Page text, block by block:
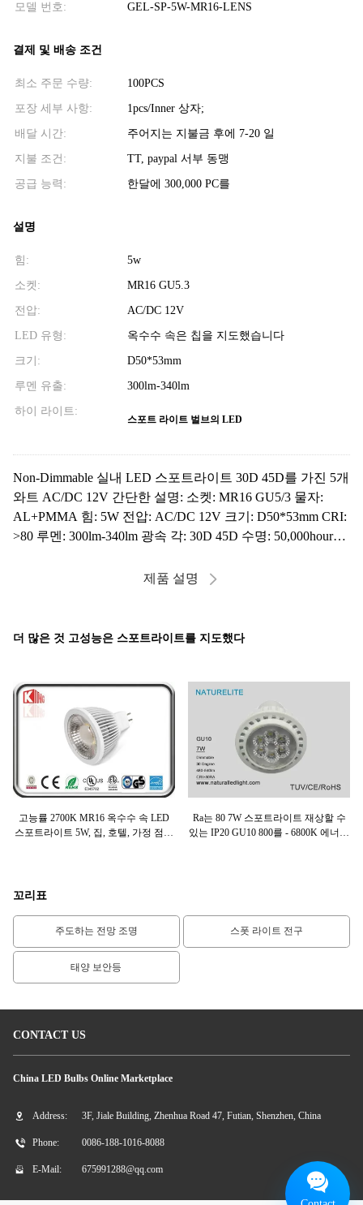
모델 번호: GEL-SP-5W-MR16-LENS
결제 및 배송 조건
최소 주문 수량: 100PCS
포장 세부 사항: 1pcs/Inner 상자;
배달 시간: 주어지는 지불금 후에 7-20 일
지불 조건: TT, paypal 서부 동맹
공급 능력: 한달에 300,000 PC를
설명
힘: 5w
소켓: MR16 GU5.3
전압: AC/DC 12V
LED 유형: 옥수수 속은 칩을 지도했습니다
크기: D50*53mm
루멘 유출: 300lm-340lm
하이 라이트:
스포트 라이트 벌브의 LED
Non-Dimmable 실내 LED 스포트라이트 30D 45D를 가진 5개
와트 AC/DC 12V 간단한 설명: 소켓: MR16 GU5/3 물자:
AL+PMMA 힘: 5W 전압: AC/DC 12V 크기: D50*53mm CRI:
>80 루멘: 300lm-340lm 광속 각: 30D 45D 수명: 50,000hours
제품 설명
더 많은 것 고성능은 스포트라이트를 지도했다
고능률 2700K MR16 옥수수 속 LED
스포트라이트 5W, 집, 호텔, 가정 점화
Ra는 80 7W 스포트라이트 재상할 수
있는 IP20 GU10 800를 - 6800K 에너지
꼬리표
주도하는 전망 조명 스폿 라이트 전구
태양 보안등
CONTACT US
China LED Bulbs Online Marketplace
Address: 3F, Jiale Building, Zhenhua Road 47, Futian, Shenzhen, China
Phone: 0086-188-1016-8088
E-Mail: 675991288@qq.com